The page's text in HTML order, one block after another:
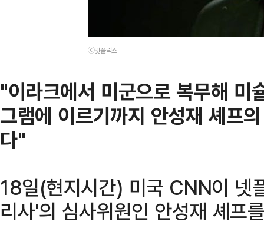
ⓒ넷플릭스
"이라크에서 미군으로 복무해 미
그램에 이르기까지 안성재 셰프
다"
18일(현지시간) 미국 CNN이 넷
리사'의 심사위원인 안성재 셰프